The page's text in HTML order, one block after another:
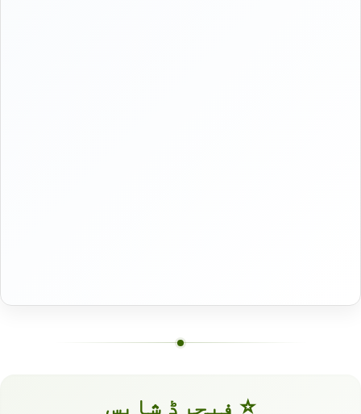
⭐ فیچرڈ شاپس